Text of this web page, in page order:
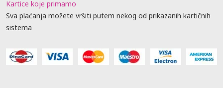
Kartice koje primamo
Sva plaćanja možete vršiti putem nekog od prikazanih kartičnih
sistema